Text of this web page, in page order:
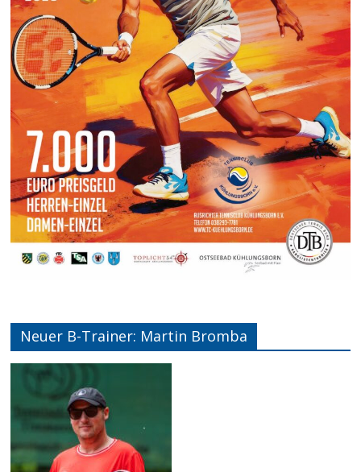
Neuer B-Trainer: Martin Bromba